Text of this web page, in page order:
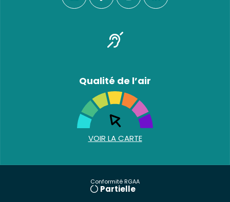
Qualité de l’air
VOIR LA CARTE
Conformité RGAA
Partielle